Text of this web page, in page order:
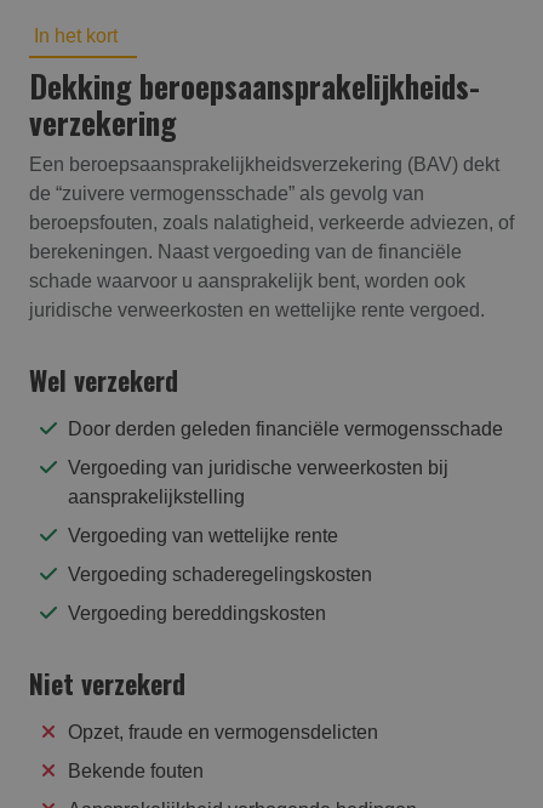
In het kort
Dekking beroepsaansprakelijk­heids­
verzekering
Een beroepsaansprakelijkheidsverzekering (BAV) dekt
de “zuivere vermogensschade” als gevolg van
beroepsfouten, zoals nalatigheid, verkeerde adviezen, of
berekeningen. Naast vergoeding van de financiële
schade waarvoor u aansprakelijk bent, worden ook
juridische verweerkosten en wettelijke rente vergoed.
Wel verzekerd
Door derden geleden financiële vermogensschade
Vergoeding van juridische verweerkosten bij
aansprakelijkstelling
Vergoeding van wettelijke rente
Vergoeding schaderegelingskosten
Vergoeding bereddingskosten
Niet verzekerd
Opzet, fraude en vermogensdelicten
Bekende fouten